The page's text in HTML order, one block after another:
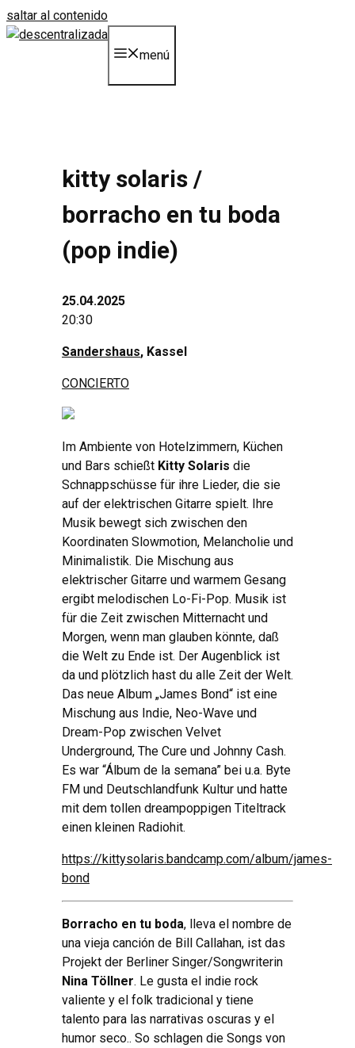
saltar al contenido
menú
kitty solaris /
borracho en tu boda
(pop indie)
25.04.2025
20:30
Sandershaus, Kassel
CONCIERTO
Im Ambiente von Hotelzimmern, Küchen
und Bars schießt Kitty Solaris die
Schnappschüsse für ihre Lieder, die sie
auf der elektrischen Gitarre spielt. Ihre
Musik bewegt sich zwischen den
Koordinaten Slowmotion, Melancholie und
Minimalistik. Die Mischung aus
elektrischer Gitarre und warmem Gesang
ergibt melodischen Lo-Fi-Pop. Musik ist
für die Zeit zwischen Mitternacht und
Morgen, wenn man glauben könnte, daß
die Welt zu Ende ist. Der Augenblick ist
da und plötzlich hast du alle Zeit der Welt.
Das neue Album „James Bond“ ist eine
Mischung aus Indie, Neo-Wave und
Dream-Pop zwischen Velvet
Underground, The Cure und Johnny Cash.
Es war “Álbum de la semana” bei u.a. Byte
FM und Deutschlandfunk Kultur und hatte
mit dem tollen dreampoppigen Titeltrack
einen kleinen Radiohit.
https://kittysolaris.bandcamp.com/album/james-
bond
Borracho en tu boda, lleva el nombre de
una vieja canción de Bill Callahan, ist das
Projekt der Berliner Singer/Songwriterin
Nina Töllner. Le gusta el indie rock
valiente y el folk tradicional y tiene
talento para las narrativas oscuras y el
humor seco.. So schlagen die Songs von